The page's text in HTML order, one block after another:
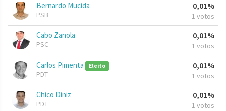
Bernardo Mucida
PSB
0,01%
1 votos
Cabo Zanola
PSC
0,01%
1 votos
Carlos Pimenta Eleito
PDT
0,01%
1 votos
Chico Diniz
PDT
0,01%
1 votos